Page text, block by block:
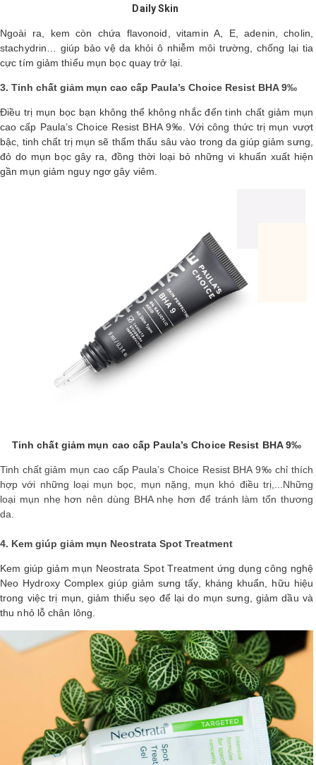
Daily Skin
Ngoài ra, kem còn chứa flavonoid, vitamin A, E, adenin, cholin,
stachydrin… giúp bảo vệ da khỏi ô nhiễm môi trường, chống lại tia
cực tím giảm thiểu mụn bọc quay trở lại.
3. Tinh chất giảm mụn cao cấp Paula’s Choice Resist BHA 9‰
Điều trị mụn bọc bạn không thể không nhắc đến tinh chất giảm mụn
cao cấp Paula’s Choice Resist BHA 9‰. Với công thức trị mụn vượt
bậc, tinh chất trị mụn sẽ thẩm thấu sâu vào trong da giúp giảm sưng,
đỏ do mụn bọc gây ra, đồng thời loại bỏ những vi khuẩn xuất hiện
gần mụn giảm nguy ngơ gây viêm.
Tinh chất giảm mụn cao cấp Paula’s Choice Resist BHA 9‰
Tinh chất giảm mụn cao cấp Paula’s Choice Resist BHA 9‰ chỉ thích
hợp với những loại mụn bọc, mụn nặng, mụn khó điều trị,...Những
loại mụn nhẹ hơn nên dùng BHA nhẹ hơn để tránh làm tổn thương
da.
4. Kem giúp giảm mụn Neostrata Spot Treatment
Kem giúp giảm mụn Neostrata Spot Treatment ứng dụng công nghệ
Neo Hydroxy Complex giúp giảm sưng tấy, kháng khuẩn, hữu hiệu
trong việc trị mụn, giảm thiểu sẹo để lại do mụn sưng, giảm dầu và
thu nhỏ lỗ chân lông.